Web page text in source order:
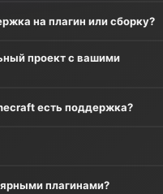
на плагин или сборку?
проект с вашими
есть поддержка?
плагинами?